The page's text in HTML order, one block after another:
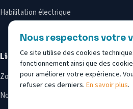
Habilitation électrique
Liens utiles
Zones d’intervention
Notre équipe
Nous respectons votre
Ce site utilise des cookies
fonctionnement ainsi que des
pour améliorer votre expérience.
refuser ces derniers.En savoir plus.